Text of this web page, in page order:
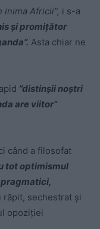
inima Africii”, i s-a
și promițător
Asta chiar ne
”distinșii noștri
are viitor”
când a filosofat
tot optimismul
răpit, sechestrat și
opoziției